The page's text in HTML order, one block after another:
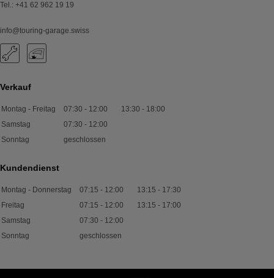
Tel.: +41 62 962 19 19
info@touring-garage.swiss
Verkauf
Montag - Freitag 07:30 - 12:00 13:30 - 18:00
Samstag
07:30 - 12:00
Sonntag
geschlossen
Kundendienst
Montag - Donnerstag 07:15 - 12:00 13:15 - 17:30
Freitag
07:15 - 12:00 13:15 - 17:00
Samstag
07:30 - 12:00
Sonntag
geschlossen